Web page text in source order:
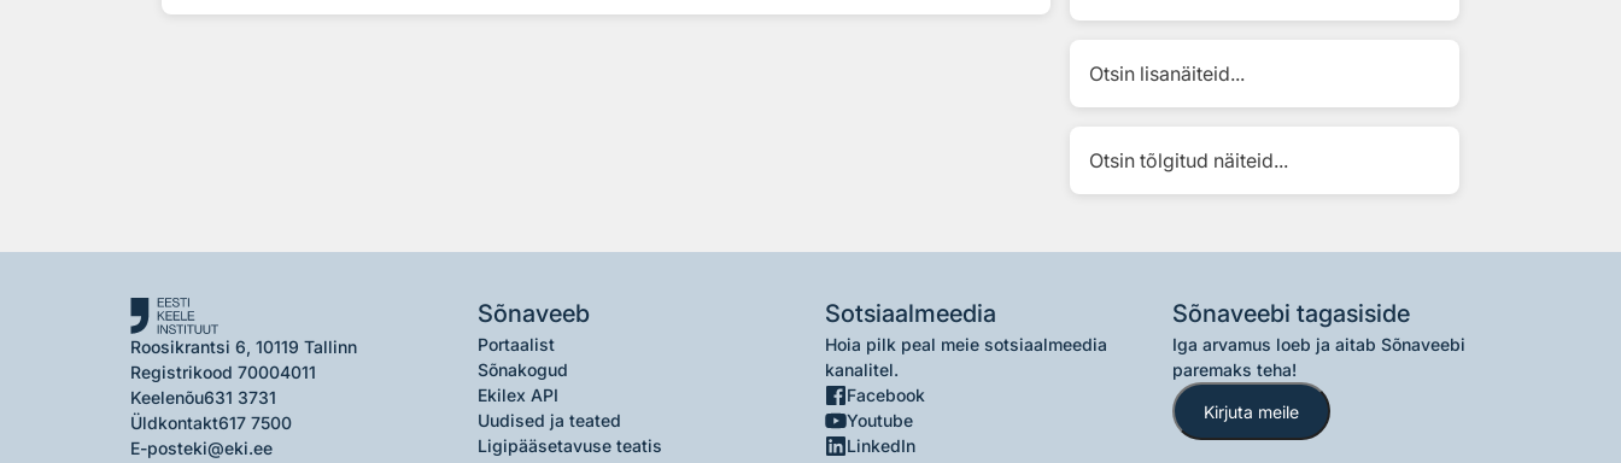
Otsin lisanäiteid...
Otsin tõlgitud näiteid...
Roosikrantsi 6, 10119 Tallinn
Registrikood 70004011
Keelenõu631 3731
Üldkontakt617 7500
E-posteki@eki.ee
Sõnaveeb
Portaalist
Sõnakogud
Ekilex API
Uudised ja teated
Ligipääsetavuse teatis
Sotsiaalmeedia
Hoia pilk peal meie sotsiaalmeedia
kanalitel.
Facebook
Youtube
LinkedIn
Sõnaveebi tagasiside
Iga arvamus loeb ja aitab Sõnaveebi
paremaks teha!
Kirjuta meile